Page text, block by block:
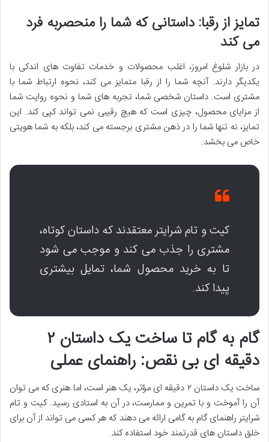
تمایز از رقبا: داستانی که شما را منحصربه فرد
می کند
در بازار شلوغ امروز، اغلب محصولات و خدمات تفاوت های اندکی با
یکدیگر دارند. آنچه شما را از رقبا متمایز می کند، نحوه ارتباط شما با
مشتری است. داستان شخصی شما، تجربه های شما و نحوه روایت شما
از مزایای محصول، چیزی است که هیچ رقیبی نمی تواند کپی کند. این
تمایز، نه تنها شما را در ذهن مشتری برجسته می کند، بلکه به شما هویتی
خاص می بخشد.
کیت و تام شرایتر معتقدند که داستان کوتاه،
مشتری را جذب می کند و موجب می شود
تا به خرید محصول شما، تمایل بیشتری
پیدا کند.
گام به گام تا ساخت یک داستان ۲
دقیقه ای بی نقص: راهنمای عملی
ساخت یک داستان ۲ دقیقه ای مؤثر، یک هنر است، اما هنری که می توان
آن را آموخت و با تمرین و ممارست، در آن به استادی رسید. کیت و تام
شرایتر راهنمای گام به گامی ارائه می دهند که هر کسی می تواند از آن برای
خلق داستان های قدرتمند خود استفاده کند.